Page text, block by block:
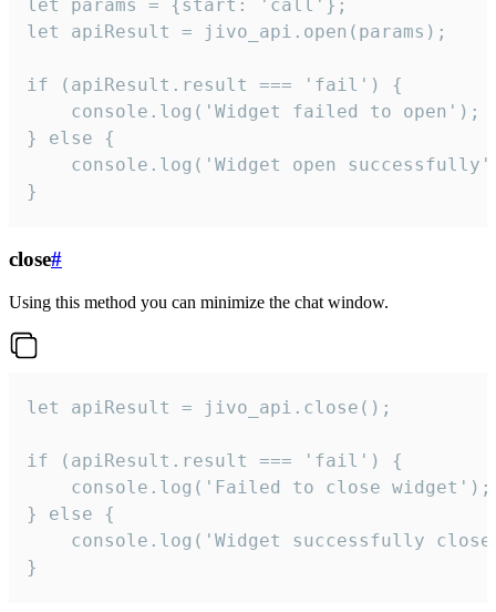
let params = {start: 'call'};
let apiResult = jivo_api.open(params);
if (apiResult.result === 'fail') {
    console.log('Widget failed to open');
} else {
console.log('Widget open
}
close#
Using this method you can minimize the chat window.
let apiResult = jivo_api.close();
if (apiResult.result === 'fail') {
    console.log('Failed to close widget');
} else {
console.log('Widget successfully
}